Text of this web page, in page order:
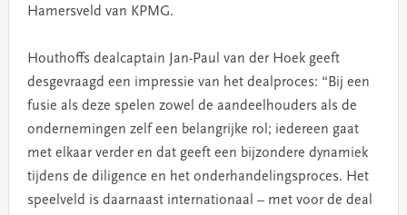
Hamersveld van KPMG.
Houthoffs dealcaptain Jan-Paul van der Hoek geeft
desgevraagd een impressie van het dealproces: “Bij een
fusie als deze spelen zowel de aandeelhouders als de
ondernemingen zelf een belangrijke rol; iedereen gaat
met elkaar verder en dat geeft een bijzondere dynamiek
tijdens de diligence en het onderhandelingsproces. Het
speelveld is daarnaast internationaal – met voor de deal